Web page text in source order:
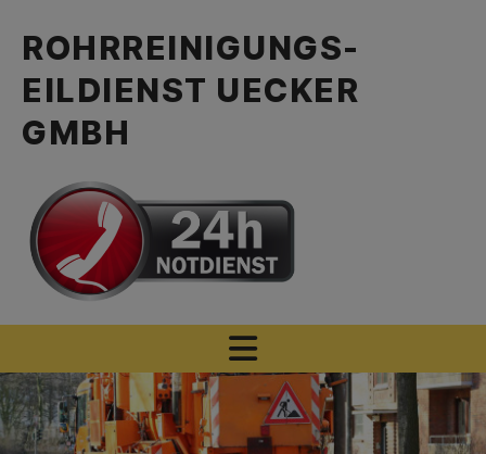
ROHRREINIGUNGS-
EILDIENST UECKER
GMBH